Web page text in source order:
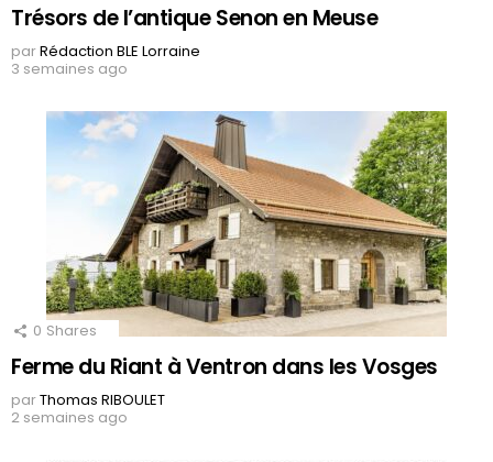
Trésors de l’antique Senon en Meuse
parRédaction BLE Lorraine
3 semaines ago
0 Shares
Ferme du Riant à Ventron dans les Vosges
parThomas RIBOULET
2 semaines ago